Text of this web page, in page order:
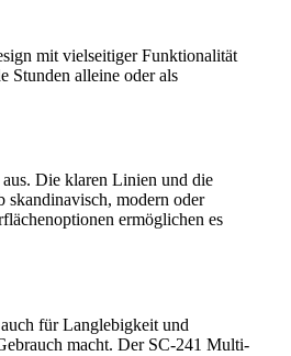
mit vielseitiger Funktionalität
Stunden alleine oder als
Die klaren Linien und die
skandinavisch, modern oder
ermöglichen es
für Langlebigkeit und
macht. Der SC-241 Multi-